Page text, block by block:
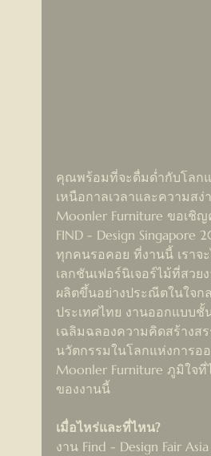
คุณพร้อมที่จะดื่มด่ำกับโลก
เหนือกาลเวลาและความสง่
Moonler Furniture ขอเชิ
FIND - Design Singapore
ทุกคนรอคอย ที่งานนี้ เราจ
เลกชันเฟอร์นิเจอร์ไม้ที่สวย
ผลิตขึ้นอย่างประณีตในใจก
ประเทศไทย งานออกแบบชั้
เฉลิมฉลองความคิดสร้างส
นวัตกรรมในโลกแห่งการอ
Moonler Furniture ภูมิใจที่
ของงานนี้
เมื่อไหร่และที่ไหน?
งาน Find - Design Fair